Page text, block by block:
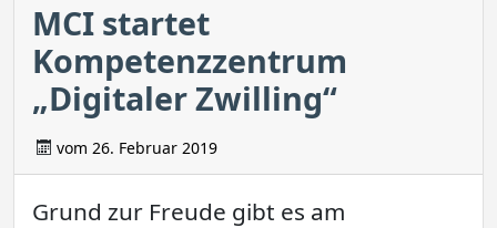
MCI startet
Kompetenzzentrum
„Digitaler Zwilling“
vom 26. Februar 2019
Grund zur Freude gibt es am